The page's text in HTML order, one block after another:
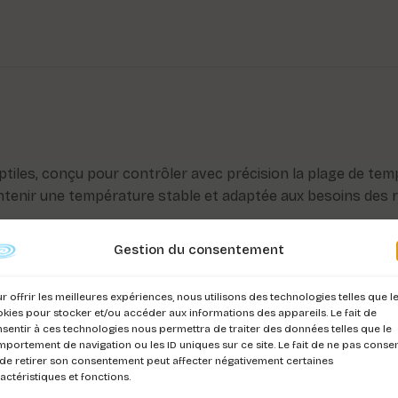
Gestion du consentement
offrir les meilleures expériences, nous utilisons des technologies telles que
pour stocker et/ou accéder aux informations des appareils. Le fait de
à ces technologies nous permettra de traiter des données telles que le
de navigation ou les ID uniques sur ce site. Le fait de ne pas
retirer son consentement peut affecter négativement certaines
et fonctions.
conçu pour contrôler avec précision la plage de
une température stable et adaptée aux besoins
claire des paramètres. Le réglage s’effectue
peut piloter différents équipements tels que
maximale supportée.
en cas de coupure de courant, ce qui permet de
de fonctionnement afin d’attirer rapidement